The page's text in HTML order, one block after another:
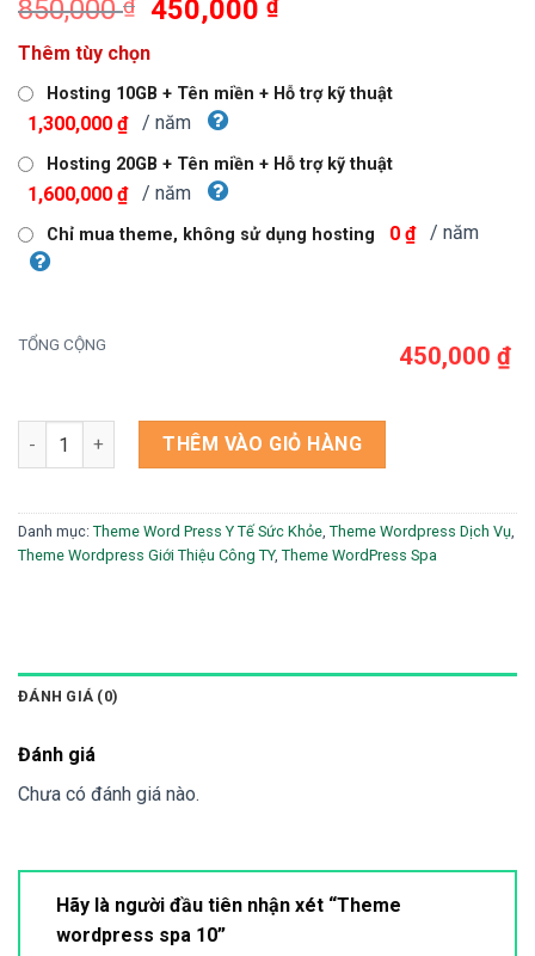
850,000
Giá
là:
850,000 ₫.
450,000 Giá
là:
Thêm tùy chọn
Hosting 10GB + Tên miền + Hỗ trợ kỹ thuật
1,300,000 ₫ / năm
Hosting 20GB + Tên miền + Hỗ trợ kỹ thuật
1,600,000 ₫ / năm
Chỉ mua theme, không sử dụng hosting 0 ₫ / năm
TỔNG CỘNG 450,000 ₫
Theme wordpress spa 10 số lượng
THÊM VÀO GIỎ HÀNG
Danh mục: Theme Word Press Y Tế Sức Khỏe, Theme Wordpress Dịch Vụ,
Theme Wordpress Giới Thiệu Công TY, Theme WordPress Spa
ĐÁNH GIÁ (0)
Đánh giá
Chưa có đánh giá nào.
Hãy là người đầu tiên nhận xét “Theme
wordpress spa 10”